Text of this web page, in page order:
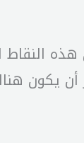
حرص على أن لا
أن يكون